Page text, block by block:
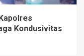
Kondusivitas